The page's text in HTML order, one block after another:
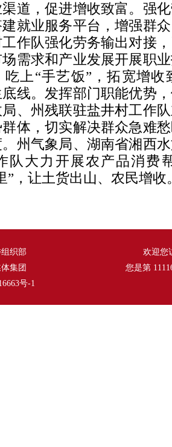
道，促进增收致富。强
就业服务平台，增强群
作队强化劳务输出对接
需求和产业发展开展职
吃上“手艺饭”，拓宽增
线。发挥部门职能优势
、州残联驻盐井村工作
体，切实解决群众急难
州气象局、湖南省湘西
队大力开展农产品消费
”，让土货出山、农民增收
织部
集团
号-1
欢迎您
您是第